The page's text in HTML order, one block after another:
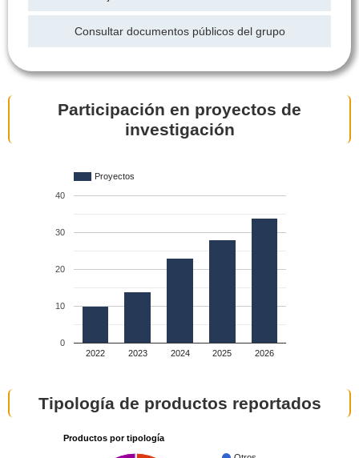
Consultar documentos públicos del grupo
Participación en proyectos de
investigación
Proyectos
2022 2023 2024 2025 2026
0
10
20
30
40
Tipología de productos reportados
Productos por tipología